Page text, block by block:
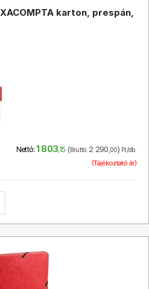
karton, prespán,
Nettó: 1 803,15 (Bruttó:2 290,00) Ft/db.
(Tájékoztató ár)